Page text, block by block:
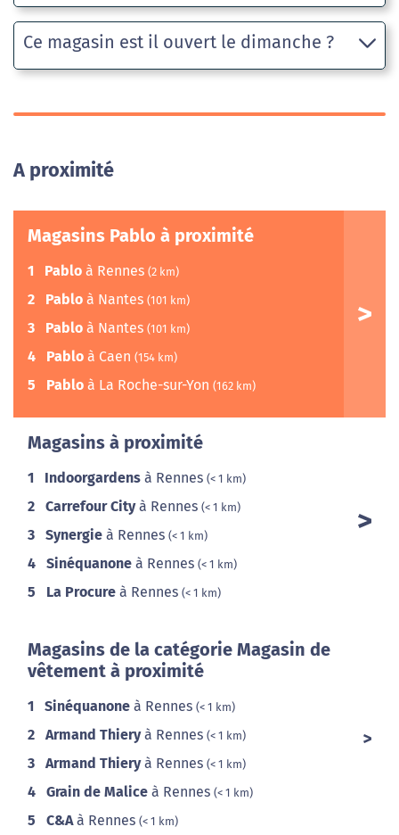
Ce magasin est il ouvert le dimanche ?
A proximité
Magasins Pablo à proximité
1 Pablo à Rennes (2 km)
2 Pablo à Nantes (101 km)
3 Pablo à Nantes (101 km)
4 Pablo à Caen (154 km)
5 Pablo à La Roche-sur-Yon (162 km)
Magasins à proximité
1 Indoorgardens à Rennes (< 1 km)
2 Carrefour Cityà Rennes (< 1 km)
3 Synergie à Rennes (< 1 km)
4 Sinéquanone à Rennes (< 1 km)
5 La Procure à Rennes (< 1 km)
Magasins de la catégorie Magasin de
vêtement à proximité
1 Sinéquanone à Rennes (< 1 km)
2 Armand Thieryà Rennes (< 1 km)
3 Armand Thieryà Rennes (< 1 km)
4 Grain de Malice à Rennes (< 1 km)
5 C&Aà Rennes (< 1 km)